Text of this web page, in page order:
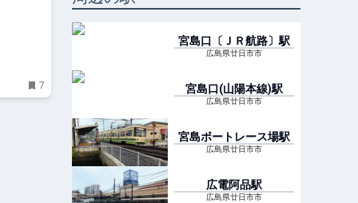
7
宮島口〔ＪＲ航路〕駅
広島県廿日市市
宮島口(山陽本線)駅
広島県廿日市市
宮島ボートレース場駅
広島県廿日市市
広電阿品駅
広島県廿日市市